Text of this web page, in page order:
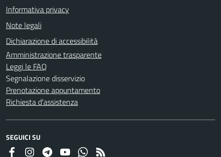
Informativa privacy
Note legali
Dichiarazione di accessibilità
Amministrazione trasparente
Leggi le FAQ
Segnalazione disservizio
Prenotazione appuntamento
Richiesta d'assistenza
SEGUICI SU